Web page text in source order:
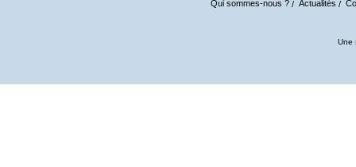
Qui sommes-nous ? Actualités